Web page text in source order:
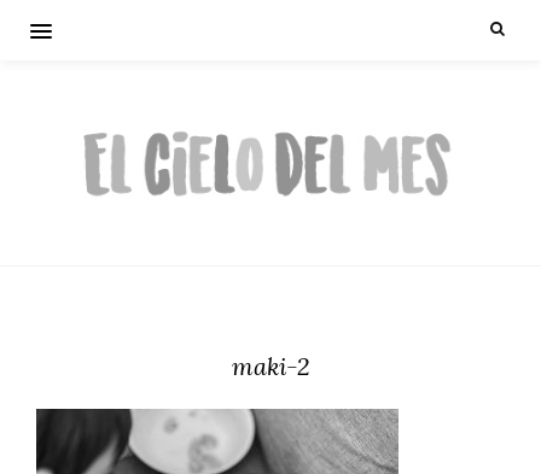
maki-2